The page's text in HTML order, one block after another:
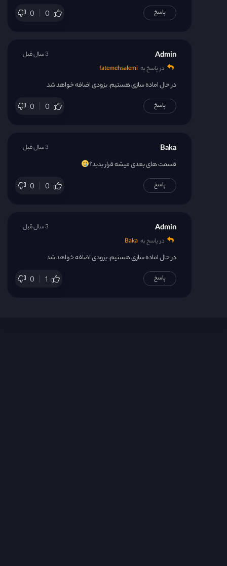
0 0 پاسخ
Admin
در پاسخ به fatemehsalemi
در حال اماده سازی هستیم. بزودی اضافه خواهد شد
0 0
3 سال قبل
پاسخ
Baka
قسمت های بعدی میشه قرار بدید؟
0 0
3 سال قبل
پاسخ
Admin
در پاسخ به Baka
در حال اماده سازی هستیم. بزودی اضافه خواهد شد
0 1
3 سال قبل
پاسخ